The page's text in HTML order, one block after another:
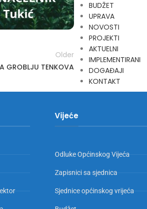
Older
GROBLJU TENKOVA
BUDŽET
UPRAVA
NOVOSTI
PROJEKTI
AKTUELNI
IMPLEMENTIRANI
DOGAĐAJI
KONTAKT
Vijeće
Odluke Općinskog Vijeća
Zapisnici sa sjednica
Sjednice općinskog vrijeća